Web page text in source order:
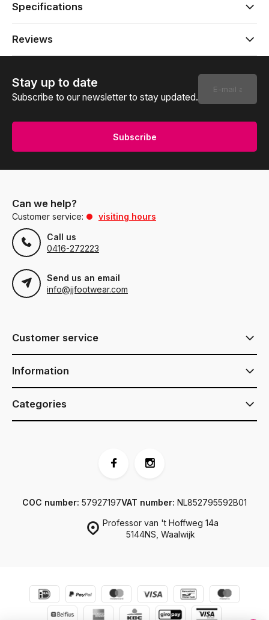
Specifications
Reviews
Stay up to date
Subscribe to our newsletter to stay updated.
Subscribe
Can we help?
Customer service:
visiting hours
Call us
0416-272223
Send us an email
info@jjfootwear.com
Customer service
Information
Categories
Professor van 't Hoffweg 14a
5144NS, Waalwijk
COC number: 57927197VAT number: NL852795592B01